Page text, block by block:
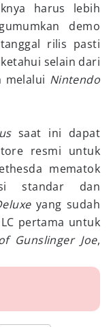
harus lebih
demo
rilis pasti
selain dari
melalui Nintendo
saat ini dapat
resmi untuk
mematok
standar dan
yang sudah
pertama untuk
Gunslinger Joe,